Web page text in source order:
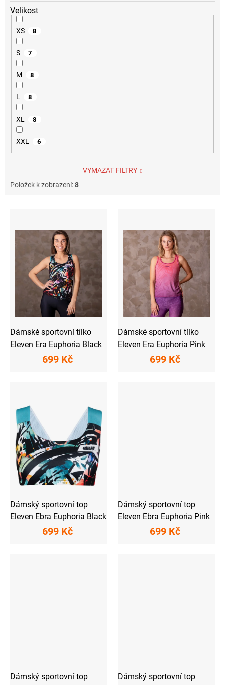
Velikost
XS 8
S 7
M 8
L 8
XL 8
XXL 6
VYMAZAT FILTRY
Položek k zobrazení:8
Dámské sportovní tílko
Eleven Era Euphoria Black
699 Kč
Dámské sportovní tílko
Eleven Era Euphoria Pink
699 Kč
Dámský sportovní top
Eleven Ebra Euphoria Black
699 Kč
Dámský sportovní top
Eleven Ebra Euphoria Pink
699 Kč
Dámský sportovní top
Dámský sportovní top